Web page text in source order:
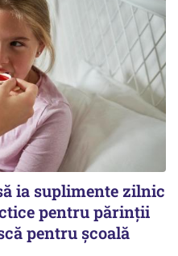
ia suplimente zilnic
pentru părinții
pentru școală